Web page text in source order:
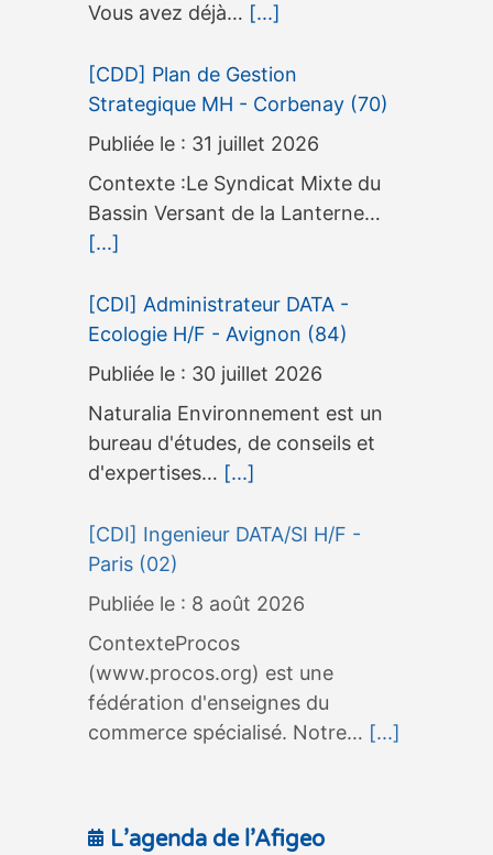
Vous avez déjà… [...]
[CDD] Plan de Gestion
Strategique MH - Corbenay (70)
31 juillet 2026
Contexte :Le Syndicat Mixte du
Bassin Versant de la Lanterne…
[...]
[CDI] Administrateur DATA -
Ecologie H/F - Avignon (84)
30 juillet 2026
Naturalia Environnement est un
bureau d'études, de conseils et
d'expertises… [...]
[CDI] Ingenieur DATA/SI H/F -
Paris (02)
8 août 2026
ContexteProcos
(www.procos.org) est une
fédération d'enseignes du
commerce spécialisé. Notre… [...]
L’agenda de l’Afigeo